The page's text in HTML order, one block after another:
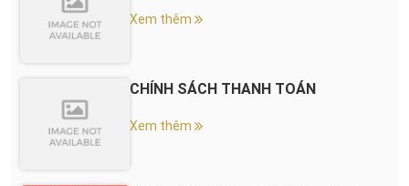
Xem thêm
CHÍNH SÁCH THANH TOÁN
Xem thêm